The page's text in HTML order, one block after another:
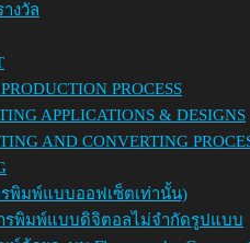
งวัล
PROCESS
APPLICATIONS & DESIGNS
AND CONVERTING
รพิมพ์แบบออฟเซ็ตเท่านั้น)
ารพิมพ์แบบดิจิตอลไม่จำกัดรูปแบบ